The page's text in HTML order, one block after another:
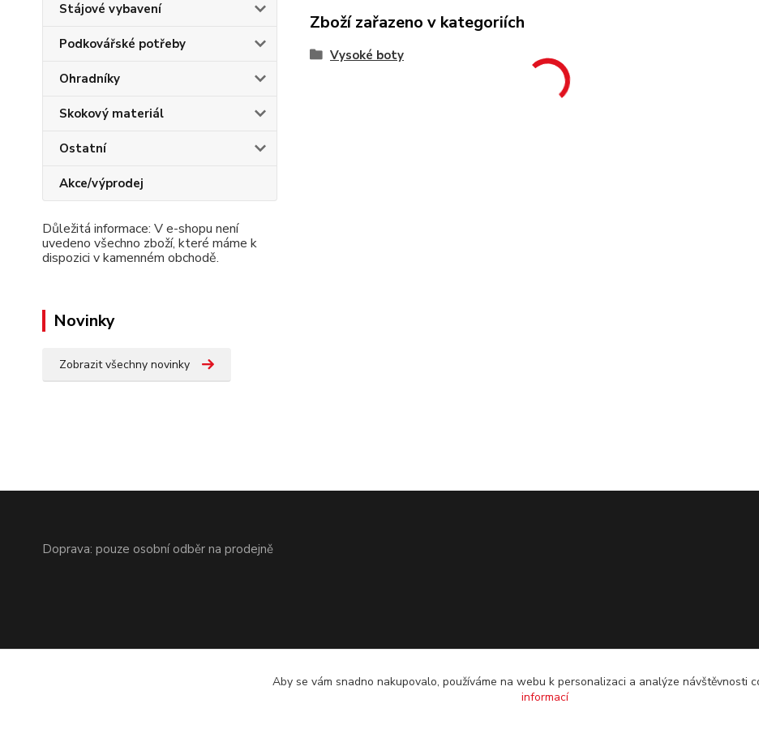
Stájové vybavení
Podkovářské potřeby
Ohradníky
Skokový materiál
Ostatní
Akce/výprodej
Důležitá informace: V e-shopu není
uvedeno všechno zboží, které máme k
dispozici v kamenném obchodě.
Novinky
Zobrazit všechny novinky
Zboží zařazeno v kategoriích
Vysoké boty
Doprava: pouze osobní odběr na prodejně
Aby se vám snadno nakupovalo, používáme na webu k personalizaci a analýze návštěvnosti
informací